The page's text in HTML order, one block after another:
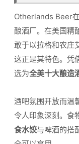
Otherlands Beer
酿酒厂。在美国精
敢于以拉格和农庄
这正是其特色。凭
选为全美十大酿造
酒吧氛围开放而温
令人印象深刻。食
食水饺与啤酒的搭